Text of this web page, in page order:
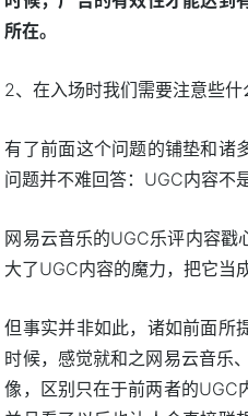
所在。
2、在入场时我们需要注意些什
有了前面这个问题的铺垫和诸
问题并不难回答：UGC内容不
网易云音乐的UGC乐评内容戳
大了UGC内容的魔力，把它当
但事实并非如此，诸如前面所
时候，感觉就和之网易云音乐
像，区别只在于前两者的UGC